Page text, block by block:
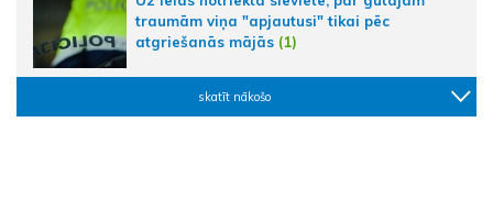
traumām viņa "apjautusi" tikai pēc
atgriešanās mājās (1)
skatīt nākošo